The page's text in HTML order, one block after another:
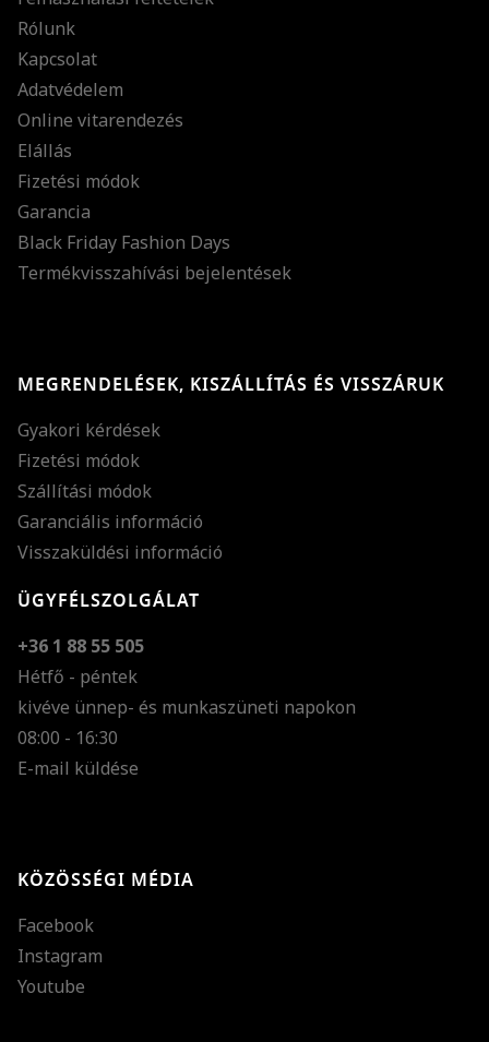
Rólunk
Kapcsolat
Adatvédelem
Online vitarendezés
Elállás
Fizetési módok
Garancia
Black Friday Fashion Days
Termékvisszahívási bejelentések
MEGRENDELÉSEK, KISZÁLLÍTÁS ÉS VISSZÁRUK
Gyakori kérdések
Fizetési módok
Szállítási módok
Garanciális információ
Visszaküldési információ
ÜGYFÉLSZOLGÁLAT
+36 1 88 55 505
Hétfő - péntek
kivéve ünnep- és munkaszüneti napokon
08:00 - 16:30
E-mail küldése
KÖZÖSSÉGI MÉDIA
Facebook
Instagram
Youtube